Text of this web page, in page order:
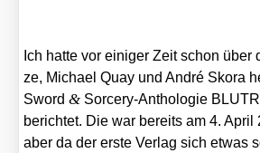
Ich hat­te vor eini­ger Zeit schon
ze, Micha­el Quay und André Sko­ra
Sword& Sorcery-Antho­lo­gie
berich­tet. Die war bereits am 4. April
aber da der ers­te Ver­lag sich etwas